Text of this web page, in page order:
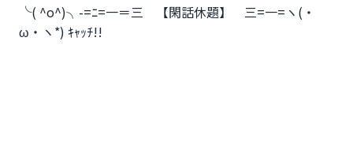
╰( ^o^)╮-=ﾆ=一＝三 【閑話休題】 三=一=ヽ(・
ω・ヽ*) ｷｬｯﾁ!!